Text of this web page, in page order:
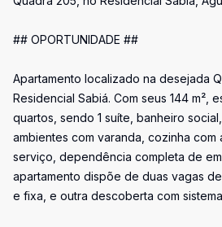
## OPORTUNIDADE ##
Apartamento localizado na desejada
Residencial Sabiá. Com seus 144 m²,
quartos, sendo 1 suíte, banheiro
ambientes com varanda, cozinha com
serviço, dependência completa de
apartamento dispõe de duas vagas
e fixa, e outra descoberta com